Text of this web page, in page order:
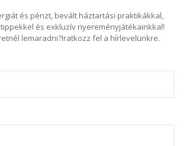
és pénzt, bevált háztartási praktikákkal,
és exkluzív nyereményjátékainkkal!
lemaradni?Iratkozz fel a hírlevelünkre.